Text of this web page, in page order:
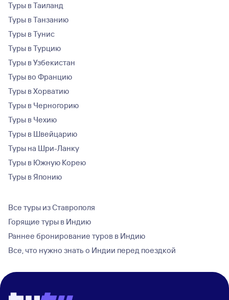
Туры в Таиланд
Туры в Танзанию
Туры в Тунис
Туры в Турцию
Туры в Узбекистан
Туры во Францию
Туры в Хорватию
Туры в Черногорию
Туры в Чехию
Туры в Швейцарию
Туры на Шри-Ланку
Туры в Южную Корею
Туры в Японию
Все туры из Ставрополя
Горящие туры в Индию
Раннее бронирование туров в Индию
Все, что нужно знать о Индии перед поездкой